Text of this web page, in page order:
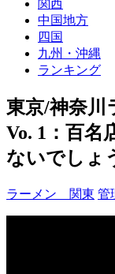
関西
中国地方
四国
九州・沖縄
ランキング
東京/神奈川
Vo. 1：百名
ないでしょ
ラーメン 関東 管